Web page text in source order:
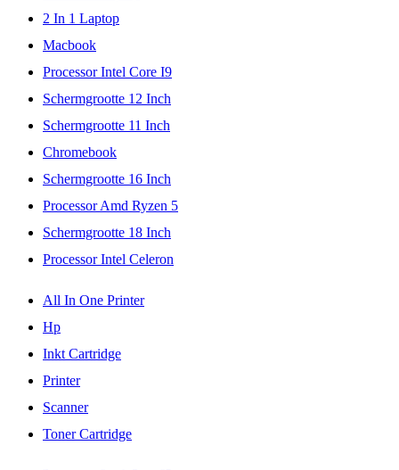
2 In 1 Laptop
Macbook
Processor Intel Core I9
Schermgrootte 12 Inch
Schermgrootte 11 Inch
Chromebook
Schermgrootte 16 Inch
Processor Amd Ryzen 5
Schermgrootte 18 Inch
Processor Intel Celeron
All In One Printer
Hp
Inkt Cartridge
Printer
Scanner
Toner Cartridge